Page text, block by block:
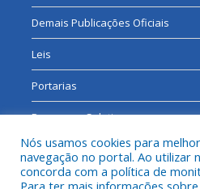
Demais Publicações Oficiais
Leis
Portarias
Processos Seletivos
Nós usamos cookies para
navegação no portal. Ao utilizar
concorda com a política de
Para ter mais informações